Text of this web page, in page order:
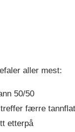
aller mest:
50/50
færre
etterpå